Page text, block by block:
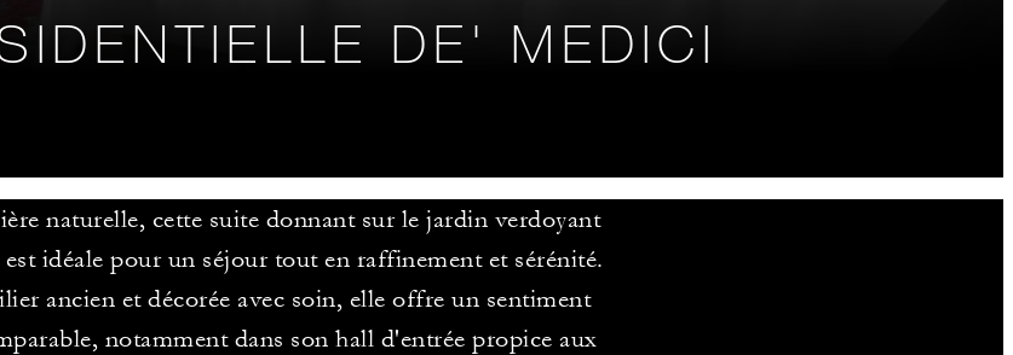
DE' MEDICI
naturelle, cette suite donnant sur le jardin verdoyant
est idéale pour un séjour tout en raffinement et sérénité.
ancien et décorée avec soin, elle offre un sentiment
notamment dans son hall d'entrée propice aux